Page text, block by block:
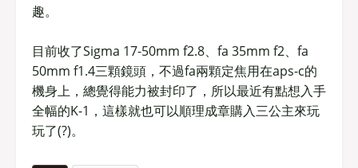
趣。
目前收了Sigma 17-50mm f2.8、fa 35mm f2、fa
50mm f1.4三顆鏡頭，不過fa兩顆定焦用在aps-c的
機身上，總覺得能力被封印了，所以最近有點想入手
全幅的K-1，這樣就也可以順理成章購入三公主來玩
玩了(?)。